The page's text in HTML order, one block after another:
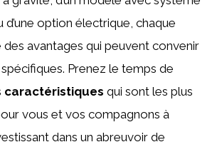
option électrique, chaque
avantages qui peuvent convenir
Prenez le temps de
caractéristiques qui sont les plus
vous et vos compagnons à
dans un abreuvoir de